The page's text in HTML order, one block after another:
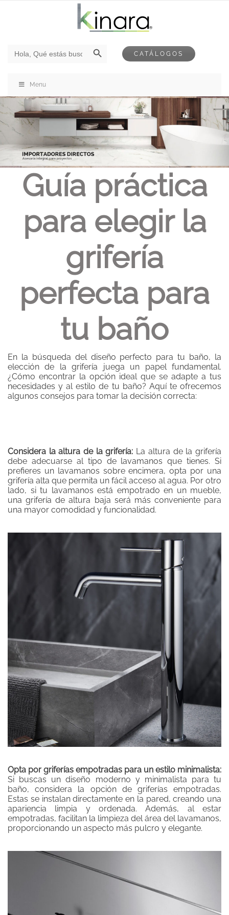
CATÁLOGOS
Menu
Guía práctica
para elegir la
grifería
perfecta para
tu baño
En la búsqueda del diseño perfecto para tu baño, la
elección de la grifería juega un papel fundamental.
¿Cómo encontrar la opción ideal que se adapte a tus
necesidades y al estilo de tu baño? Aquí te ofrecemos
algunos consejos para tomar la decisión correcta:
Considera la altura de la grifería: La altura de la grifería
debe adecuarse al tipo de lavamanos que tienes. Si
prefieres un lavamanos sobre encimera, opta por una
grifería alta que permita un fácil acceso al agua. Por otro
lado, si tu lavamanos está empotrado en un mueble,
una grifería de altura baja será más conveniente para
una mayor comodidad y funcionalidad.
Opta por griferías empotradas para un estilo minimalista:
Si buscas un diseño moderno y minimalista para tu
baño, considera la opción de griferías empotradas.
Estas se instalan directamente en la pared, creando una
apariencia limpia y ordenada. Además, al estar
empotradas, facilitan la limpieza del área del lavamanos,
proporcionando un aspecto más pulcro y elegante.